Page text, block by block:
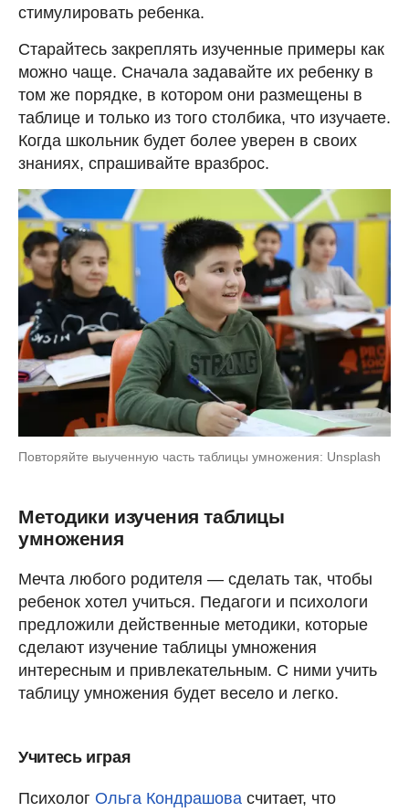
стимулировать ребенка.
Старайтесь закреплять изученные примеры как
можно чаще. Сначала задавайте их ребенку в
том же порядке, в котором они размещены в
таблице и только из того столбика, что изучаете.
Когда школьник будет более уверен в своих
знаниях, спрашивайте вразброс.
Повторяйте выученную часть таблицы умножения: Unsplash
Методики изучения таблицы
умножения
Мечта любого родителя — сделать так, чтобы
ребенок хотел учиться. Педагоги и психологи
предложили действенные методики, которые
сделают изучение таблицы умножения
интересным и привлекательным. С ними учить
таблицу умножения будет весело и легко.
Учитесь играя
Психолог Ольга Кондрашова считает, что